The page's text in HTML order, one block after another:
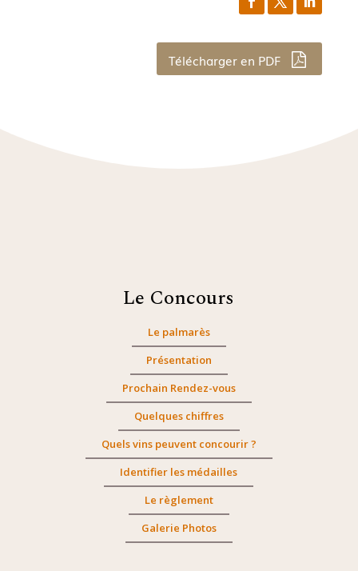
Télécharger en PDF
Le Concours
Le palmarès
Présentation
Prochain Rendez-vous
Quelques chiffres
Quels vins peuvent concourir ?
Identifier les médailles
Le règlement
Galerie Photos